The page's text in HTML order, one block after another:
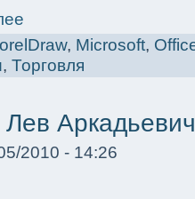
, Microsoft,
, Торговля
Лев Аркaдьевич
2010 - 14:26